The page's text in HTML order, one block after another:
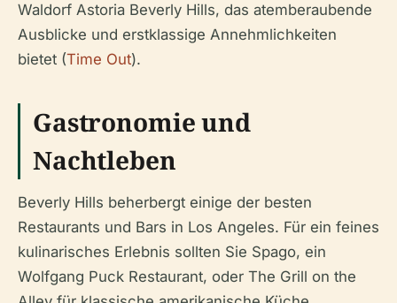
Waldorf Astoria Beverly Hills, das atemberaubende
Ausblicke und erstklassige Annehmlichkeiten
bietet (Time Out).
Gastronomie und
Nachtleben
Beverly Hills beherbergt einige der besten
Restaurants und Bars in Los Angeles. Für ein feines
kulinarisches Erlebnis sollten Sie Spago, ein
Wolfgang Puck Restaurant, oder The Grill on the